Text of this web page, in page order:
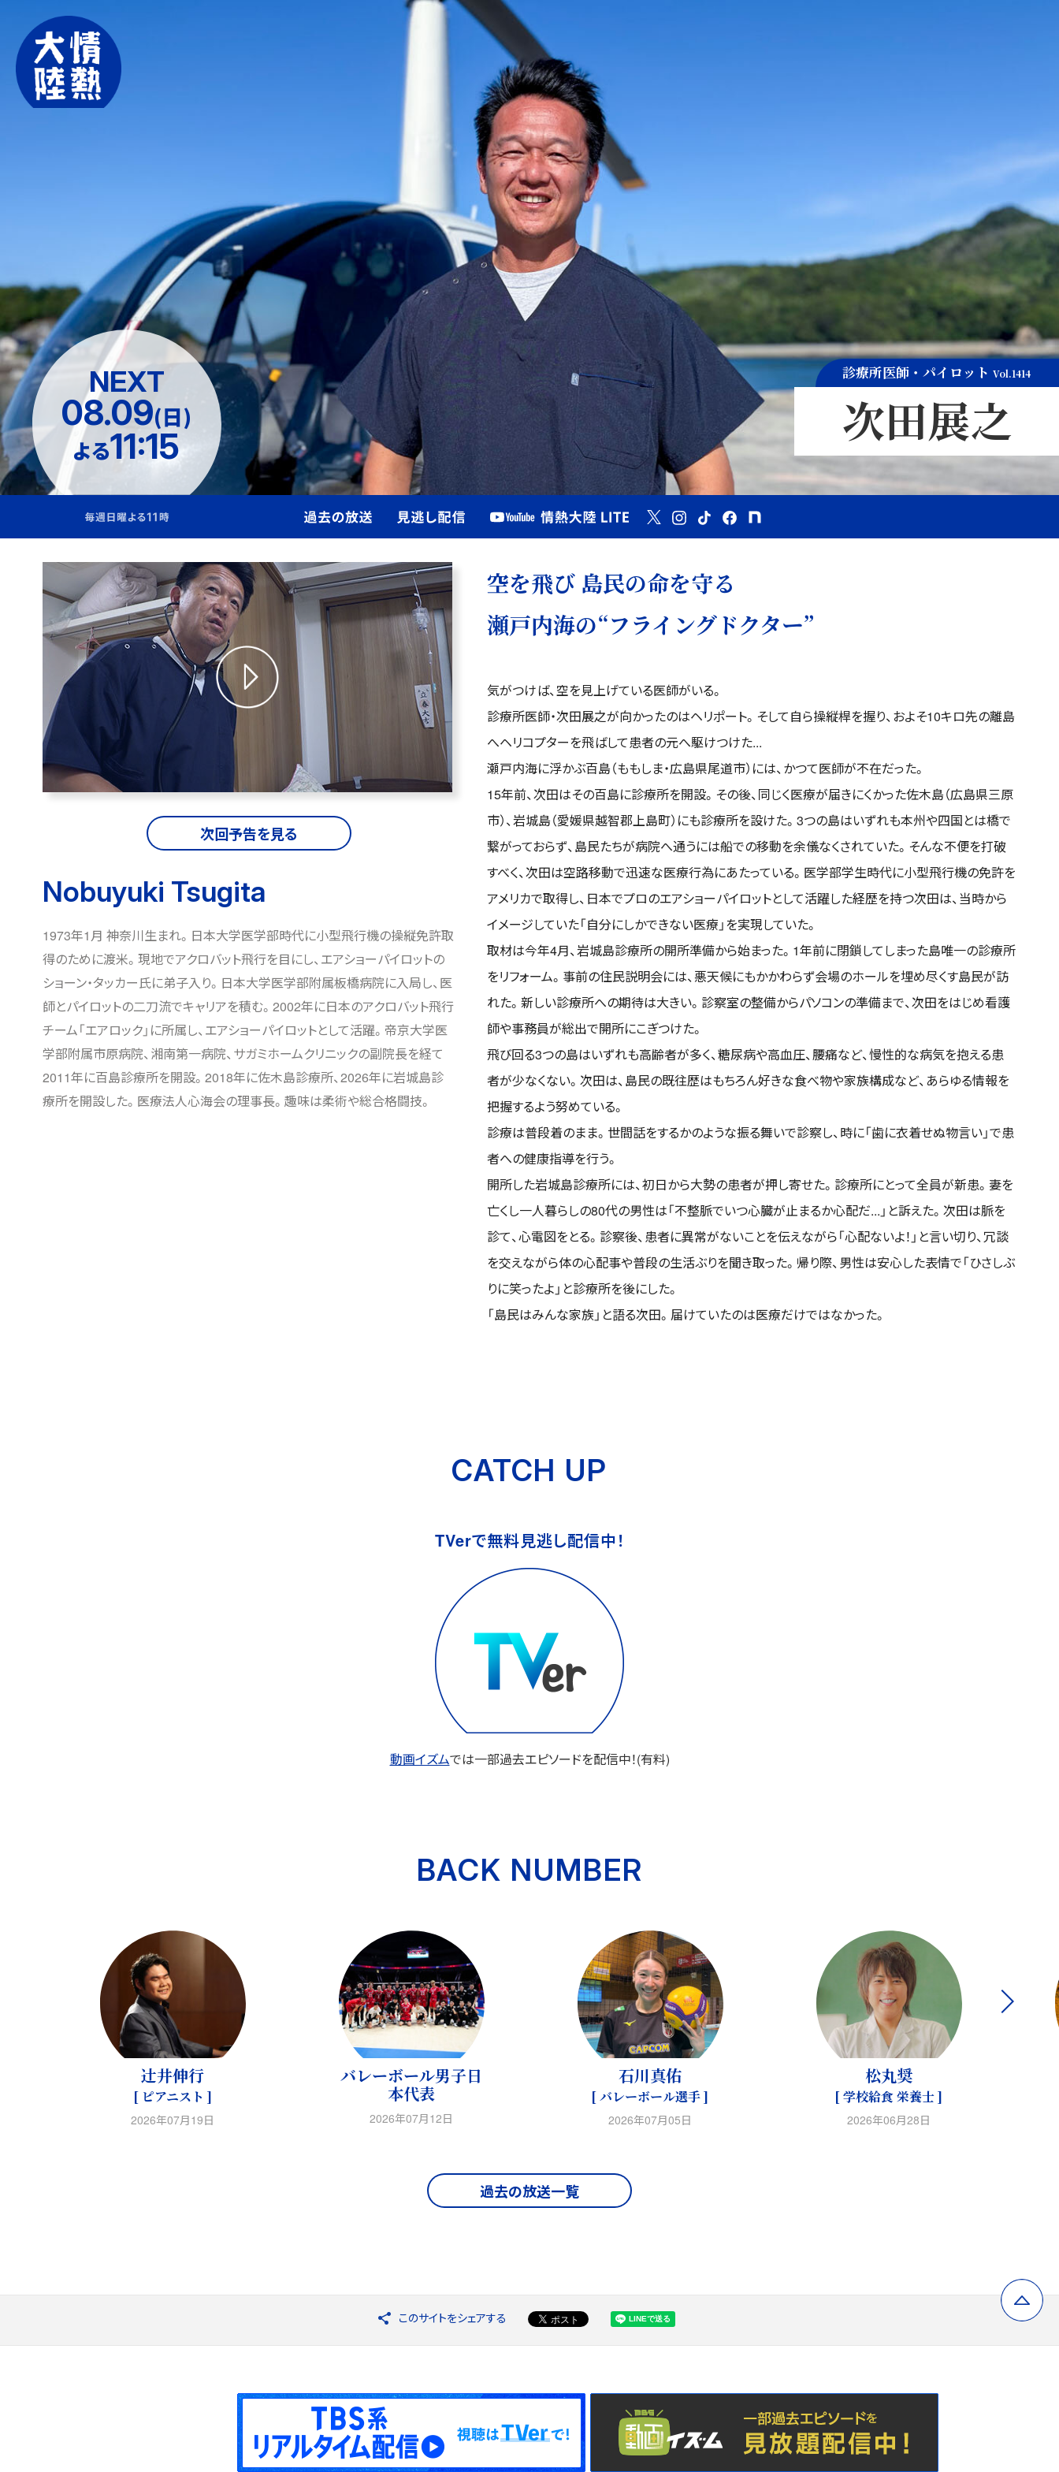
診療所医師・パイロット Vol.1414
次田展之
NEXT
08.09(日)
よる11:15
空を飛び 島民の命を守る
瀬戸内海の“フライングドクター”
気がつけば、空を見上げている医師がいる。
診療所医師・次田展之が向かったのはヘリポート。そして自ら操縦桿を握り、およそ10キロ先の離島
へヘリコプターを飛ばして患者の元へ駆けつけた...
瀬戸内海に浮かぶ百島（ももしま・広島県尾道市）には、かつて医師が不在だった。
15年前、次田はその百島に診療所を開設。その後、同じく医療が届きにくかった佐木島（広島県三原
市）、岩城島（愛媛県越智郡上島町）にも診療所を設けた。3つの島はいずれも本州や四国とは橋で
繋がっておらず、島民たちが病院へ通うには船での移動を余儀なくされていた。そんな不便を打破
すべく、次田は空路移動で迅速な医療行為にあたっている。医学部学生時代に小型飛行機の免許を
アメリカで取得し、日本でプロのエアショーパイロットとして活躍した経歴を持つ次田は、当時から
イメージしていた「自分にしかできない医療」を実現していた。
取材は今年4月、岩城島診療所の開所準備から始まった。1年前に閉鎖してしまった島唯一の診療所
をリフォーム。事前の住民説明会には、悪天候にもかかわらず会場のホールを埋め尽くす島民が訪
れた。新しい診療所への期待は大きい。診察室の整備からパソコンの準備まで、次田をはじめ看護
師や事務員が総出で開所にこぎつけた。
飛び回る3つの島はいずれも高齢者が多く、糖尿病や高血圧、腰痛など、慢性的な病気を抱える患
者が少なくない。次田は、島民の既往歴はもちろん好きな食べ物や家族構成など、あらゆる情報を
把握するよう努めている。
診療は普段着のまま。世間話をするかのような振る舞いで診察し、時に「歯に衣着せぬ物言い」で患
者への健康指導を行う。
開所した岩城島診療所には、初日から大勢の患者が押し寄せた。診療所にとって全員が新患。妻を
亡くし一人暮らしの80代の男性は「不整脈でいつ心臓が止まるか心配だ...」と訴えた。次田は脈を
診て、心電図をとる。診察後、患者に異常がないことを伝えながら「心配ないよ！」と言い切り、冗談
を交えながら体の心配事や普段の生活ぶりを聞き取った。帰り際、男性は安心した表情で「ひさしぶ
りに笑ったよ」と診療所を後にした。
「島民はみんな家族」と語る次田。届けていたのは医療だけではなかった。
次回予告を見る
Nobuyuki Tsugita
1973年1月 神奈川生まれ。日本大学医学部時代に小型飛行機の操縦免許取
得のために渡米。現地でアクロバット飛行を目にし、エアショーパイロットの
ショーン・タッカー氏に弟子入り。日本大学医学部附属板橋病院に入局し、医
師とパイロットの二刀流でキャリアを積む。2002年に日本のアクロバット飛行
チーム「エアロック」に所属し、エアショーパイロットとして活躍。帝京大学医
学部附属市原病院、湘南第一病院、サガミホームクリニックの副院長を経て
2011年に百島診療所を開設。2018年に佐木島診療所、2026年に岩城島診
療所を開設した。医療法人心海会の理事長。趣味は柔術や総合格闘技。
CATCH UP
TVerで無料見逃し配信中！
動画イズムでは一部過去エピソードを配信中！(有料)
BACK NUMBER
辻󠄀井伸行
[ ピアニスト ]
2026年07月19日
バレーボール男子日
本代表
2026年07月12日
石川真佑
[ バレーボール選手 ]
2026年07月05日
松丸奨
[ 学校給食 栄養士 ]
2026年06月28日
過去の放送一覧
このサイトをシェアする